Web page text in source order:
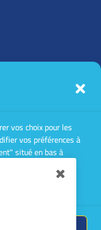
vos choix pour les
vos préférences à
situé en bas à
de retirer son
et